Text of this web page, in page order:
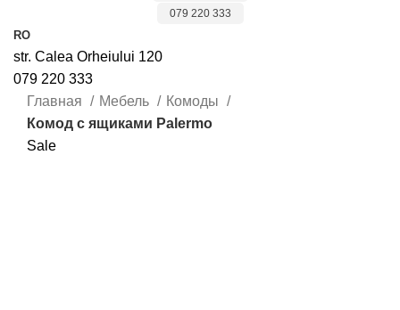
079 220 333
RO
str. Calea Orheiului 120
079 220 333
Главная
Мебель
Комоды
Комод с ящиками Palermo
Sale